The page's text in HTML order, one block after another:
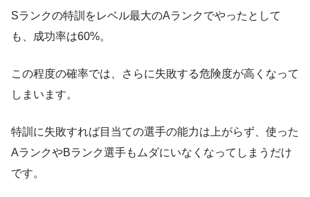
Sランクの特訓をレベル最大のAランクでやったとして
も、成功率は60%。
この程度の確率では、さらに失敗する危険度が高くなって
しまいます。
特訓に失敗すれば目当ての選手の能力は上がらず、使った
AランクやBランク選手もムダにいなくなってしまうだけ
です。